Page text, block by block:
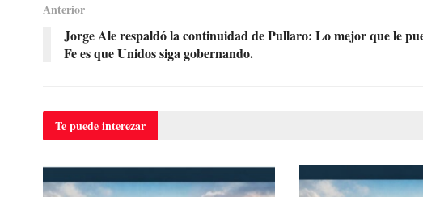
Anterior
Jorge Ale respaldó la continuidad de Pullaro: Lo mejor que le
Fe es que Unidos siga gobernando.
Te puedeinterezar